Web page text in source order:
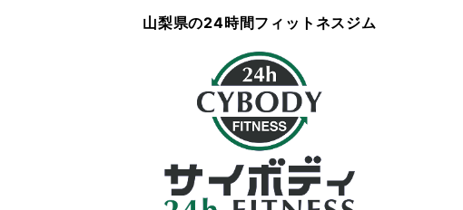
山梨県の24時間フィットネスジム